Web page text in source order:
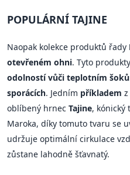
POPULÁRNÍ TAJINE
Naopak kolekce produktů řady
otevřeném ohni. Tyto
odolností vůči teplotním
sporácích. Jedním příkladem
oblíbený hrnec Tajine, kónický
Maroka, díky tomuto tvaru se
udržuje optimální cirkulace
zůstane lahodně šťavnatý.